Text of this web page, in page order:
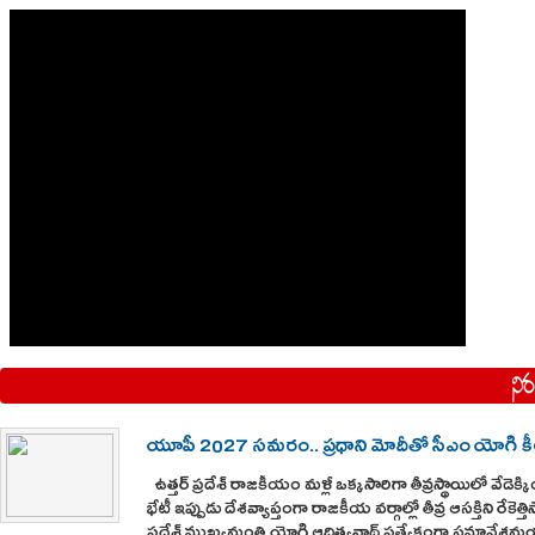
యూపీ 2027 సమరం.. ప్రధాని మోదీతో సీఎం యోగి
ఉత్తర్ ప్రదేశ్ రాజకీయం మళ్లీ ఒక్కసారిగా తీవ్రస్థాయిలో
భేటీ ఇప్పుడు దేశవ్యాప్తంగా రాజకీయ వర్గాల్లో తీవ్ర ఆసక్తిని